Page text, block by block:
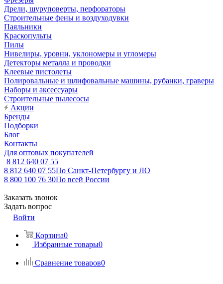
Дрели, шуруповерты, перфораторы
Строительные фены и воздуходувки
Паяльники
Краскопульты
Пилы
Нивелиры, уровни, уклономеры и угломеры
Детекторы металла и проводки
Клеевые пистолеты
Полировальные и шлифовальные машины, рубанки, граверы
Наборы и аксессуары
Строительные пылесосы
Акции
Бренды
Подборки
Блог
Контакты
Для оптовых покупателей
8 812 640 07 55
8 812 640 07 55По Санкт-Петербургу и ЛО
8 800 100 76 30По всей России
Заказать звонок
Задать вопрос
Войти
Корзина0
Избранные товары0
Сравнение товаров0